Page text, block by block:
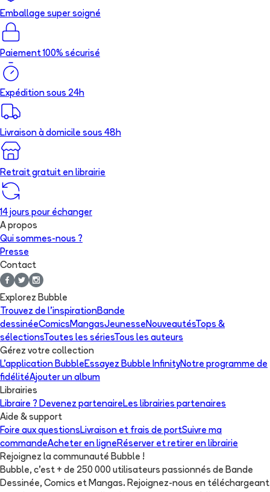
Emballage super soigné
Paiement 100% sécurisé
Expédition sous 24h
Livraison à domicile sous 48h
Retrait gratuit en librairie
14 jours pour échanger
A propos
Qui sommes-nous ?
Presse
Contact
Explorez Bubble
Trouvez de l'inspirationBande
dessinéeComicsMangasJeunesseNouveautésTops &
sélectionsToutes les sériesTous les auteurs
Gérez votre collection
L'application BubbleEssayez Bubble InfinityNotre programme de
fidélitéAjouter un album
Librairies
Libraire ? Devenez partenaireLes librairies partenaires
Aide & support
Foire aux questionsLivraison et frais de portSuivre ma
commandeAcheter en ligneRéserver et retirer en librairie
Rejoignez la communauté Bubble !
Bubble, c'est + de 250 000 utilisateurs passionnés de Bande
Dessinée, Comics et Mangas. Rejoignez-nous en téléchargeant